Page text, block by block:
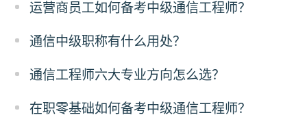
运营商员工如何备考中级通信工程师？
通信中级职称有什么用处？
通信工程师六大专业方向怎么选？
在职零基础如何备考中级通信工程师？